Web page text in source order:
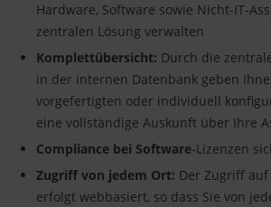
Hardware, Software sowie Nicht-IT-
zentralen Lösung verwalten
Komplettübersicht: Durch die
in der internen Datenbank geben
vorgefertigten oder individuell
eine vollständige Auskunft über Ihre
Compliance bei Software-Lizenzen
Zugriff von jedem Ort: Der Zugriff
erfolgt webbasiert, so dass Sie von